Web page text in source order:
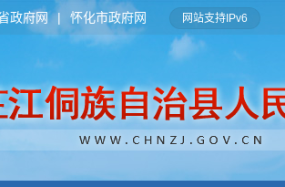
政府网 | 怀化市政府网 网站支持IPv6